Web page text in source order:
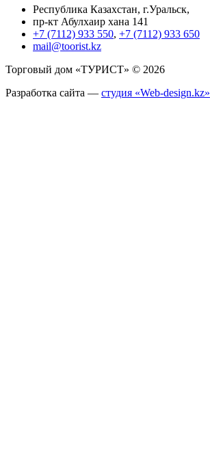
Республика Казахстан, г.Уральск,
пр-кт Абулхаир хана 141
+7 (7112) 933 550, +7 (7112) 933 650
mail@toorist.kz
Торговый дом «ТУРИСТ» © 2026
Разработка сайта — студия «Web-design.kz»